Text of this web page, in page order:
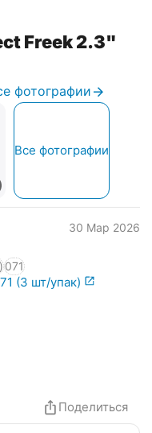
Freek 2.3"
фотографии
Все фотографии
30 Мар 2026
071
(3 шт/упак)
Поделиться